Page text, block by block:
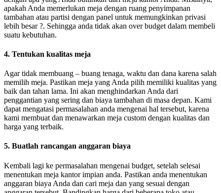
apakah Anda memerlukan meja dengan ruang penyimpanan
tambahan atau partisi dengan panel untuk memungkinkan privasi
lebih besar ?. Sehingga anda tidak akan over budget dalam membeli
suatu kebutuhan.
4. Tentukan kualitas meja
Agar tidak membuang – buang tenaga, waktu dan dana karena salah
memilih meja. Pastikan meja yang Anda pilih memiliki kualitas yang
baik dan tahan lama. Ini akan menghindarkan Anda dari
penggantian yang sering dan biaya tambahan di masa depan. Kami
dapat mengatasi permasalahan anda mengenai hal tersebut, karena
kami membuat dan menawarkan meja custom dengan kualitas dan
harga yang terbaik.
5. Buatlah rancangan anggaran biaya
Kembali lagi ke permasalahan mengenai budget, setelah selesai
menentukan meja kantor impian anda. Pastikan anda menentukan
anggaran biaya Anda dan cari meja dan yang sesuai dengan